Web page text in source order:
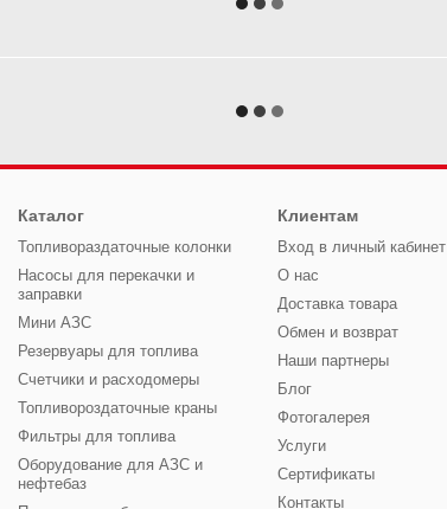
Каталог
Топливораздаточные колонки
Насосы для перекачки и
заправки
Мини АЗС
Резервуары для топлива
Счетчики и расходомеры
Топливороздаточные краны
Фильтры для топлива
Оборудование для АЗС и
нефтебаз
Клиентам
Вход в личный кабинет
О нас
Доставка товара
Обмен и возврат
Наши партнеры
Блог
Фотогалерея
Услуги
Сертификаты
Контакты